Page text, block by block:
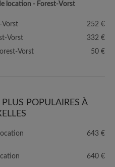
location - Forest-Vorst
Vorst
252 €
Vorst
332 €
Vorst
50 €
PLUS POPULAIRES À
643 €
640 €